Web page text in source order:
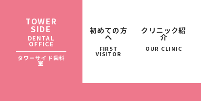
TOWER
SIDE
DENTAL
OFFICE
タワーサイド歯科
室
初めての方
へ
FIRST
VISITOR
クリニック紹
介
OUR CLINIC